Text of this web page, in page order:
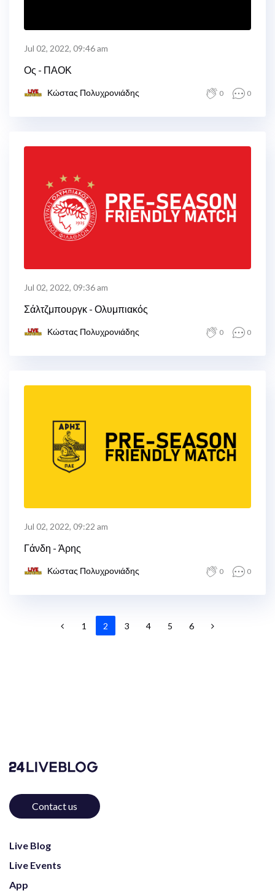
Jul 02, 2022, 09:46 am
Ος - ΠΑΟΚ
Κώστας Πολυχρονιάδης 0 0
Jul 02, 2022, 09:36 am
Σάλτζμπουργκ - Ολυμπιακός
Κώστας Πολυχρονιάδης 0 0
Jul 02, 2022, 09:22 am
Γάνδη - Άρης
Κώστας Πολυχρονιάδης 0 0
1 2 3 4 5 6
Contact us
Live Blog
Live Events
App